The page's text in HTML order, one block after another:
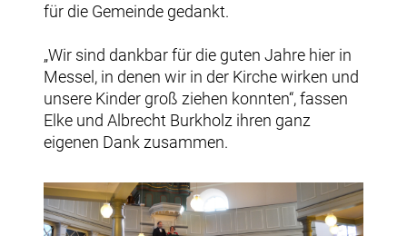
für die Gemeinde gedankt.
„Wir sind dankbar für die guten Jahre hier in
Messel, in denen wir in der Kirche wirken und
unsere Kinder groß ziehen konnten“, fassen
Elke und Albrecht Burkholz ihren ganz
eigenen Dank zusammen.